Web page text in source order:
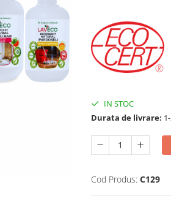
IN STOC
Durata de livrare:
Cod Produs: C129